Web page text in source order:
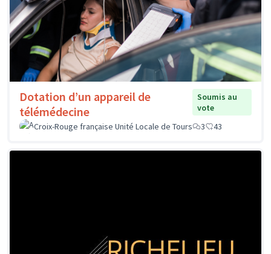
Dotation d’un appareil de
télémédecine
Soumis au
vote
Croix-Rouge française Unité Locale de Tours
3 43